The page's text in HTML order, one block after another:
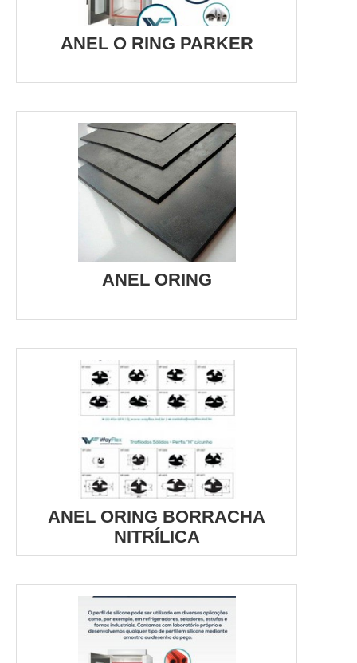
ANEL O RING PARKER
ANEL ORING
ANEL ORING BORRACHA
NITRÍLICA